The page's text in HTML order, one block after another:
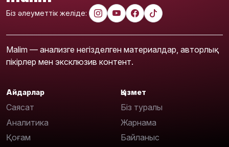
Біз әлеуметтік желіде:
Malim — анализге негізделген материалдар, авторлық
пікірлер мен эксклюзив контент.
Айдарлар
Саясат
Аналитика
Қоғам
Қызмет
Біз туралы
Жарнама
Байланыс